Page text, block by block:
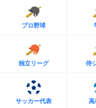
プロ野球
独立リーグ 侍
サッカー代表 高